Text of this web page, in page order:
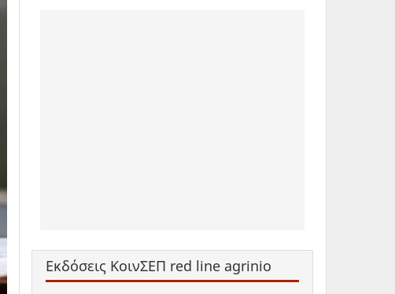
Εκδόσεις ΚοινΣΕΠ red line agrinio